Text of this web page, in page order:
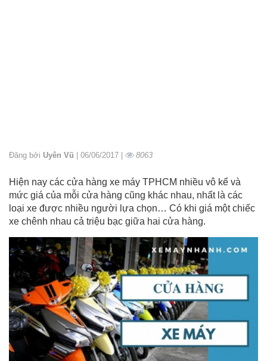
Đăng bởi Uyên Vũ | 06/06/2017 | 8063
Hiện nay các cửa hàng xe máy TPHCM nhiều vô kể và
mức giá của mỗi cửa hàng cũng khác nhau, nhất là các
loại xe được nhiều người lựa chọn… Có khi giá một chiếc
xe chênh nhau cả triệu bạc giữa hai cửa hàng.